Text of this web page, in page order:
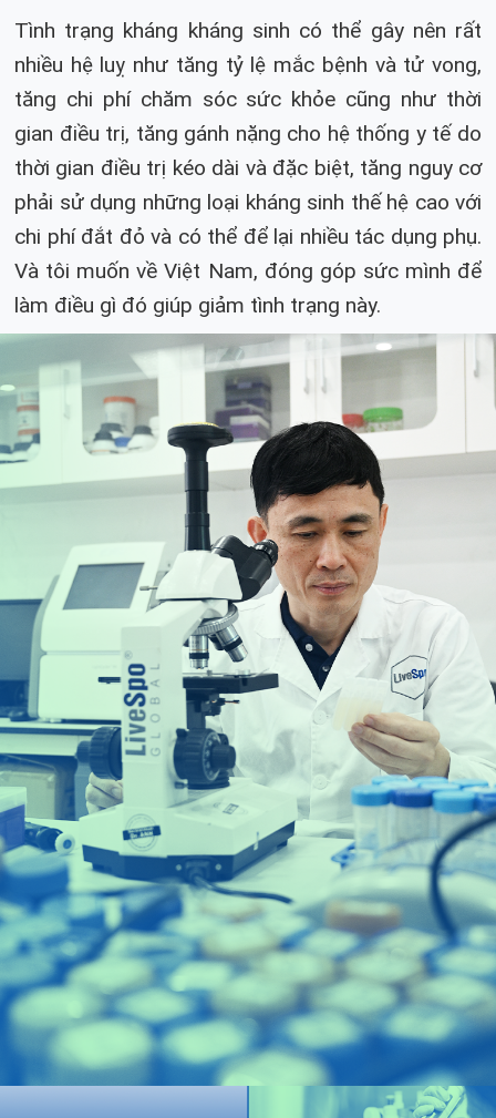
Tình trạng kháng kháng sinh có thể gây nên rất
nhiều hệ luỵ như tăng tỷ lệ mắc bệnh và tử vong,
tăng chi phí chăm sóc sức khỏe cũng như thời
gian điều trị, tăng gánh nặng cho hệ thống y tế do
thời gian điều trị kéo dài và đặc biệt, tăng nguy cơ
phải sử dụng những loại kháng sinh thế hệ cao với
chi phí đắt đỏ và có thể để lại nhiều tác dụng phụ.
Và tôi muốn về Việt Nam, đóng góp sức mình để
làm điều gì đó giúp giảm tình trạng này.